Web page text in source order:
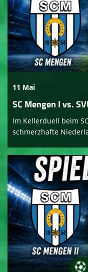
11 Mai
SC Mengen I vs.
Im Kellerduell beim
schmerzhafte